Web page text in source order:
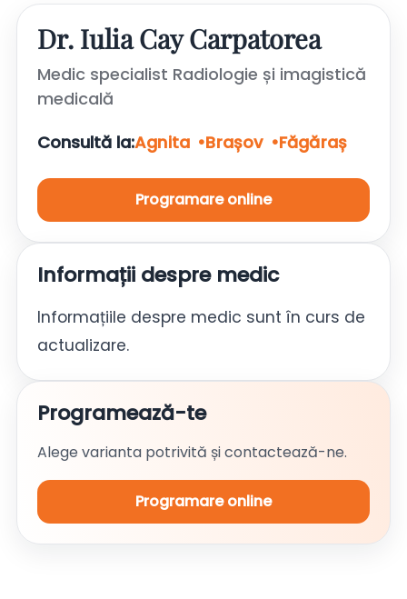
Dr. Iulia Cay Carpatorea
Medic specialist Radiologie și imagistică
medicală
Consultă la:Agnita Brașov Făgăraș
Programare online
Informații despre medic
Informațiile despre medic sunt în curs de
actualizare.
Programează-te
Alege varianta potrivită și contactează-ne.
Programare online